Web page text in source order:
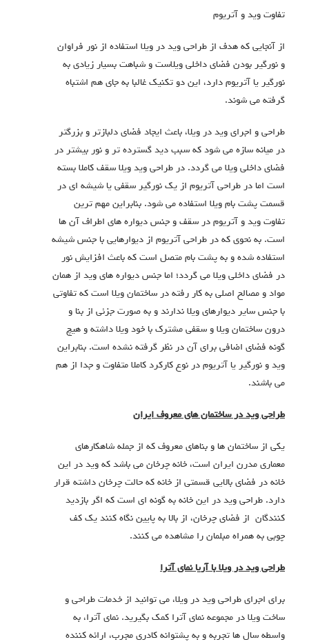
تفاوت وید و آتریوم
از آنجایی که هدف از طراحی وید در ویلا استفاده از نور فراوان
و نورگیر بودن فضای داخلی ویلاست و شباهت بسیار زیادی به
نورگیر یا آتریوم دارد، این دو تکنیک غالبا به جای هم اشتباه
گرفته می شوند.
طراحی و اجرای وید در ویلا، باعث ایجاد فضای دلبازتر و بزرگتر
در میانه سازه می شود که سبب دید گسترده تر و نور بیشتر در
فضای داخلی ویلا می گردد. در طراحی وید ویلا سقف کاملا بسته
است اما در طراحی آتریوم از یک نورگیر سقفی یا شیشه ای در
قسمت پشت بام ویلا استفاده می شود. بنابراین مهم ترین
تفاوت وید و آتریوم در سقف و جنس دیواره های اطراف آن ها
است. به نحوی که در طراحی آتریوم از دیوارهایی با جنس شیشه
استفاده شده و به پشت بام متصل است که باعث افزایش نور
در فضای داخلی ویلا می گردد؛ اما جنس دیواره های وید از همان
مواد و مصالح اصلی به کار رفته در ساختمان ویلا است که تفاوتی
با جنس سایر دیوارهای ویلا ندارند و به صورت جزئی از بنا و
درون ساختمان ویلا و سقفی مشترک با خود ویلا داشته و هیچ
گونه فضای اضافی برای آن در نظر گرفته نشده است. بنابراین
وید و نورگیر یا آتریوم در نوع کارکرد کاملا متفاوت و جدا از هم
می باشند.
طراحی وید در ساختمان های معروف ایران
یکی از ساختمان ها و بناهای معروف که از جمله شاهکارهای
معماری مدرن ایران است، خانه چرخان می باشد که وید در این
خانه در فضای بالایی قسمتی از خانه که حالت چرخان داشته قرار
دارد. طراحی وید در این خانه به گونه ای است که اگر بازدید
کنندگان از فضای چرخان، از بالا به پایین نگاه کنند یک کف
چوبی به همراه مبلمان را مشاهده می کنند.
طراحی وید در ویلا با آریا نمای آترا
برای اجرای طراحی وید در ویلا، می توانید از خدمات طراحی و
ساخت ویلا در مجموعه نمای آترا کمک بگیرید. نمای آترا، به
واسطه سال ها تجربه و به پشتوانه کادری مجرب، ارائه کننده